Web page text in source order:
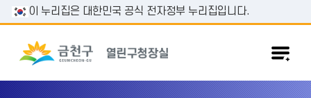
본문 바로가기
이 누리집은 대한민국 공식 전자정부 누리집입니다.